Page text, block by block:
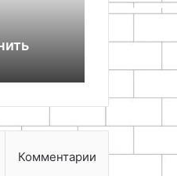
станка
Как
без
Комментарии